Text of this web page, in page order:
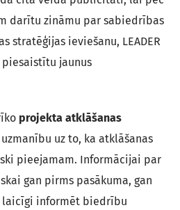
darītu zināmu par sabiedrības
stratēģijas ieviešanu, LEADER
jaunus
projekta atklāšanas
uzmanību uz to, ka atklāšanas
pieejamam. Informācijai par
gan pirms pasākuma, gan
laicīgi informēt biedrību